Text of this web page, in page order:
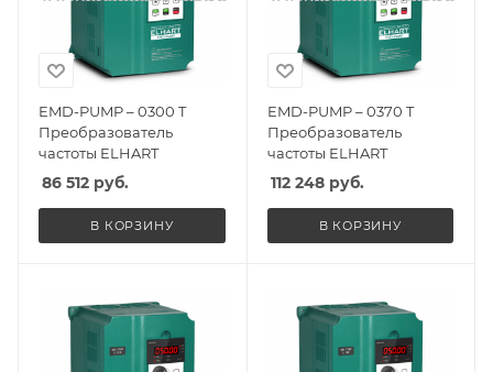
EMD-PUMP – 0300 T
Преобразователь
частоты ELHART
86 512 руб.
В КОРЗИНУ
EMD-PUMP – 0370 T
Преобразователь
частоты ELHART
112 248руб.
В КОРЗИНУ